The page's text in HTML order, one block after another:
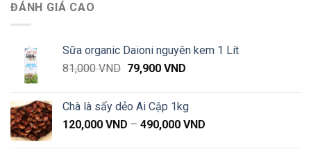
ĐÁNH GIÁ CAO
Sữa organic Daioni nguyên kem 1 Lít
81,000VND Giá
81,000 VND.
79,900 VNDGiá
là:
79,900 VND.
Chà là sấy dẻo Ai Cập 1kg
120,000 VND – 490,000 VND